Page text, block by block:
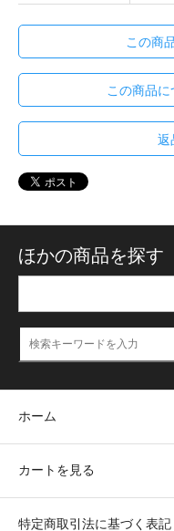
この商
この商品に
返
ほかの商品を探す
ホーム
カートを見る
特定商取引法に基づく表記